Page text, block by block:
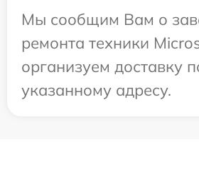
Мы сообщим Вам о
ремонта техники
организуем доставку
указанному адресу.